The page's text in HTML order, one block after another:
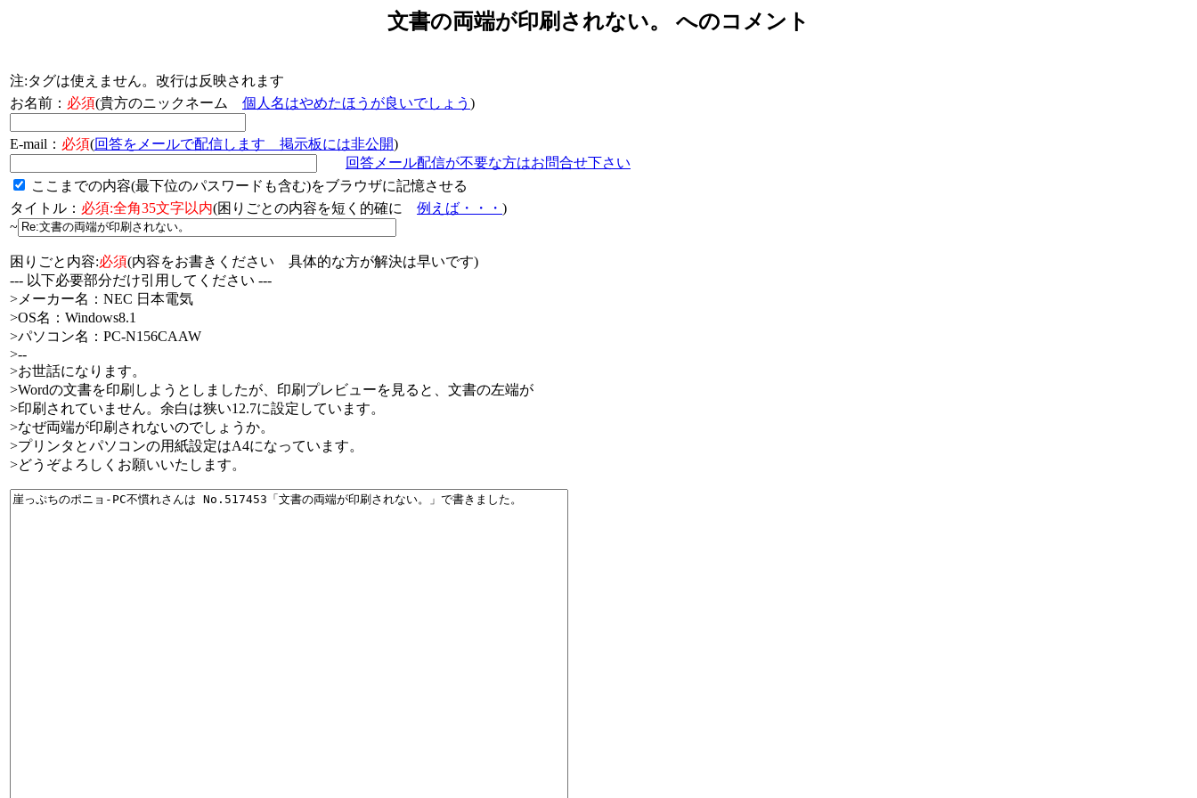
文書の両端が印刷されない。 へのコメント
注:タグは使えません。改行は反映されます
お名前： 必須(貴方のニックネーム 個人名はやめたほうが良いでしょう )
E-mail： 必須(回答をメールで配信します 掲示板には非公開)
回答メール配信が不要な方はお問合せ下さい
ここまでの内容(最下位のパスワードも含む)をブラウザに記憶させる
タイトル： 必須:全角35文字以内(困りごとの内容を短く的確に 例えば・・・ )
~
困りごと内容:必須(内容をお書きください 具体的な方が解決は早いです)
--- 以下必要部分だけ引用してください ---
>メーカー名：NEC 日本電気
>OS名：Windows8.1
>パソコン名：PC-N156CAAW
>--
>お世話になります。
>Wordの文書を印刷しようとしましたが、印刷プレビューを見ると、文書の左端が
>印刷されていません。余白は狭い12.7に設定しています。
>なぜ両端が印刷されないのでしょうか。
>プリンタとパソコンの用紙設定はA4になっています。
>どうぞよろしくお願いいたします。